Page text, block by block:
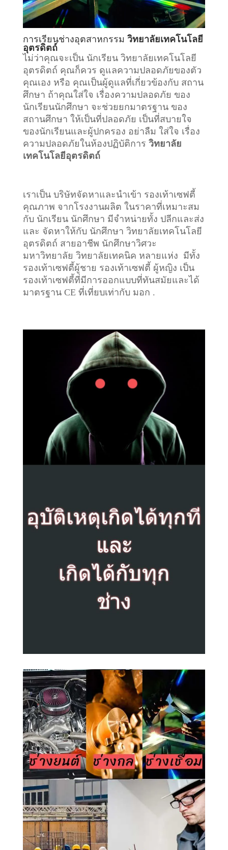
การเรียนช่างอุตสาหกรรม วิทยาลัยเทคโนโลยี
อุตรดิตถ์
ไม่ว่าคุณจะเป็น นักเรียน วิทยาลัยเทคโนโลยี
อุตรดิตถ์ คุณก็ควร ดูแลความปลอดภัยของตัว
คุณเอง หรือ คุณเป็นผู้ดูแลที่เกี่ยวข้องกับ สถาน
ศึกษา ถ้าคุณใส่ใจ เรื่องความปลอดภัย ของ
นักเรียนนักศึกษา จะช่วยยกมาตรฐาน ของ
สถานศึกษา ให้เป็นที่ปลอดภัย เป็นที่สบายใจ
ของนักเรียนและผู้ปกครอง อย่าลืม ใส่ใจ เรื่อง
ความปลอดภัยในห้องปฏิบัติการ วิทยาลัย
เทคโนโลยีอุตรดิตถ์
เราเป็น บริษัทจัดหาและนำเข้า รองเท้าเซฟตี้
คุณภาพ จากโรงงานผลิต ในราคาที่เหมาะสม
กับ นักเรียน นักศึกษา มีจำหน่ายทั้ง ปลีกและส่ง
และ จัดหาให้กับ นักศึกษา วิทยาลัยเทคโนโลยี
อุตรดิตถ์ สายอาชีพ นักศึกษาวิศวะ
มหาวิทยาลัย วิทยาลัยเทคนิค หลายแห่ง มีทั้ง
รองเท้าเซฟตี้ผู้ชาย รองเท้าเซฟตี้ ผู้หญิง เป็น
รองเท้าเซฟตี้ที่มีการออกแบบที่ทันสมัยและได้
มาตรฐาน CE ที่เที่ยบเท่ากับ มอก .